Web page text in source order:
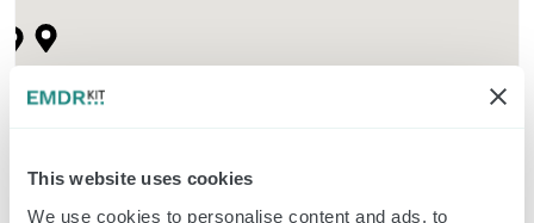
This website uses cookies
We use cookies to personalise content and ads, to